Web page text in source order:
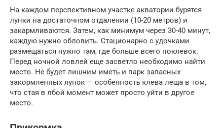
На каждом перспективном участке акватории бурятся
лунки на достаточном отдалении (10-20 метров) и
закармливаются. Затем, как минимум через 30-40 минут,
каждую нужно обловить. Стационарно с удочками
размещаться нужно там, где больше всего поклевок.
Перед ночной ловлей еще засветло необходимо найти
место. Не будет лишним иметь и парк запасных
закормленных лунок — особенность клева леща в том,
что стая в лбой момент может просто уйти в другое
место.